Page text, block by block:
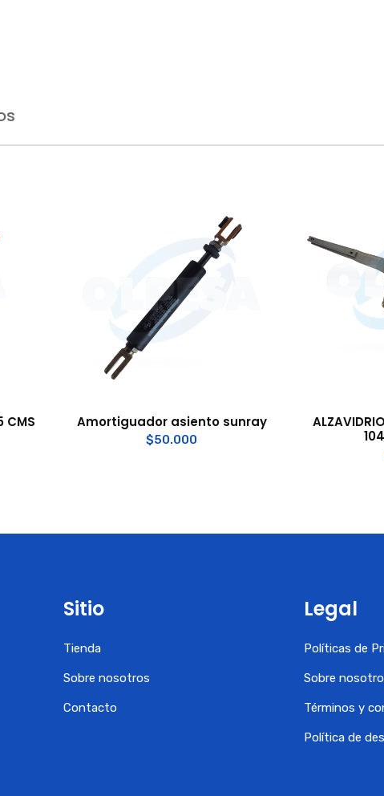
CMS Amortiguador asiento sunray
$50.000
Sitio
Tienda
Sobre nosotros
Contacto
Legal
Políticas de
Sobre
Términos y
Política de